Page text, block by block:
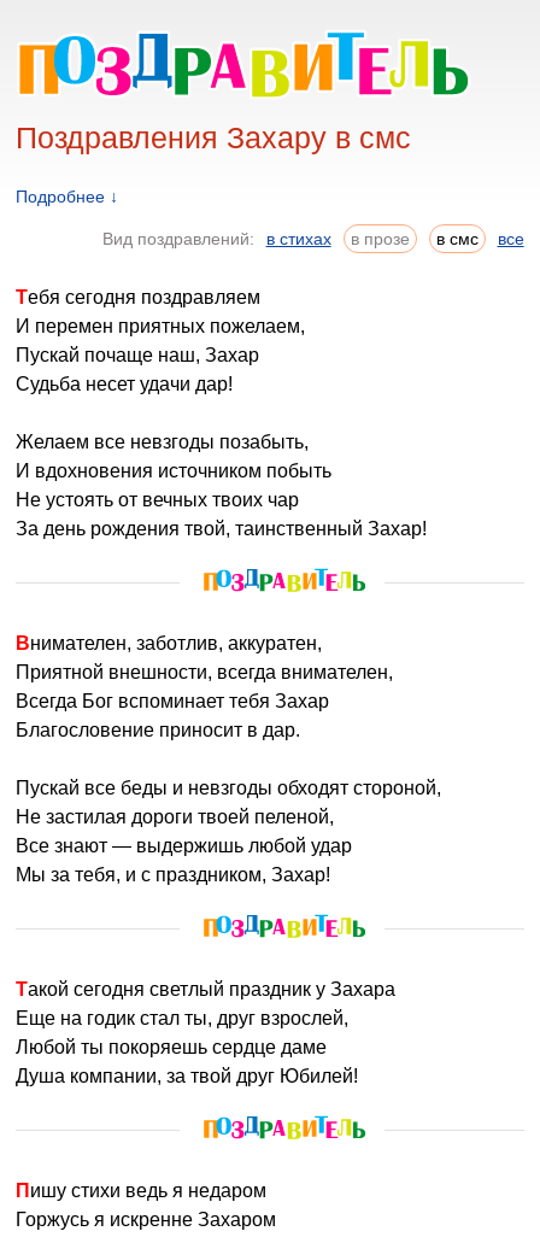
Поздравления Захару в смс
Подробнее ↓
Вид поздравлений: в стихах в прозе в смс все
Тебя сегодня поздравляем
И перемен приятных пожелаем,
Пускай почаще наш, Захар
Судьба несет удачи дар!
Желаем все невзгоды позабыть,
И вдохновения источником побыть
Не устоять от вечных твоих чар
За день рождения твой, таинственный Захар!
Внимателен, заботлив, аккуратен,
Приятной внешности, всегда внимателен,
Всегда Бог вспоминает тебя Захар
Благословение приносит в дар.
Пускай все беды и невзгоды обходят стороной,
Не застилая дороги твоей пеленой,
Все знают — выдержишь любой удар
Мы за тебя, и с праздником, Захар!
Такой сегодня светлый праздник у Захара
Еще на годик стал ты, друг взрослей,
Любой ты покоряешь сердце даме
Душа компании, за твой друг Юбилей!
Пишу стихи ведь я недаром
Горжусь я искренне Захаром